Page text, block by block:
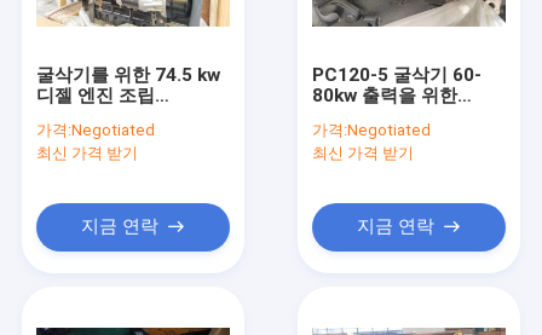
굴삭기를 위한 74.5 kw
디젤 엔진 조립
물 냉각
가격:Negotiated
최신 가격 받기
지금 연락
PC120-5 굴삭기 60-
80kw 출력을 위한
가격:Negotiated
최신 가격 받기
지금 연락